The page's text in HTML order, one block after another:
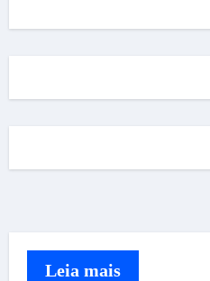
Leia mais